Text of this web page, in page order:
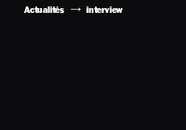
Actualités interview